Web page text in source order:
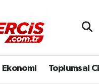
Ekonomi Toplumsal